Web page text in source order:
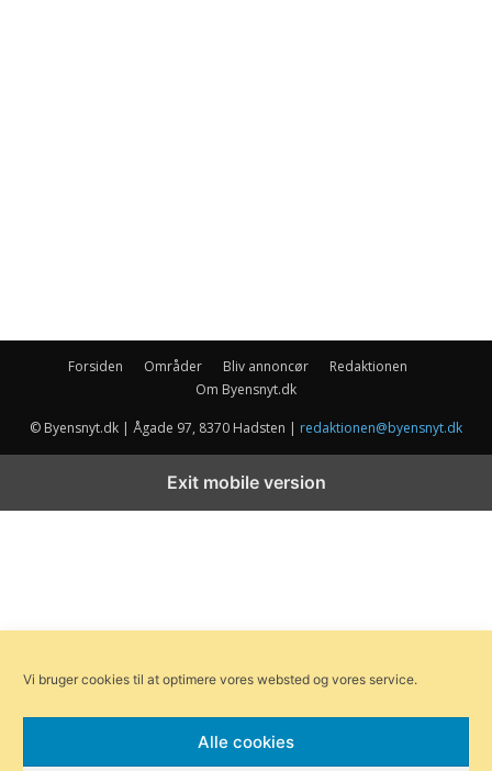
Forsiden Områder Bliv annoncør
Redaktionen
Om Byensnyt.dk
© Byensnyt.dk | Ågade 97, 8370 Hadsten | redaktionen@byensnyt.dk
Vi bruger cookies til at optimere vores websted og vores service.
Alle cookies
Exit mobile version